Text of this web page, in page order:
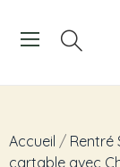
Accueil Rentré
cartable avec